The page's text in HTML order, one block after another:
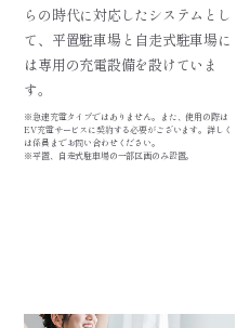
らの時代に対応したシステムとし
て、平置駐車場と自走式駐車場に
は専用の充電設備を設けていま
す。
※急速充電タイプではありません。また、使用の際は
EV充電サービスに契約する必要がございます。詳しく
は係員までお問い合わせください。
※平置、自走式駐車場の一部区画のみ設置。